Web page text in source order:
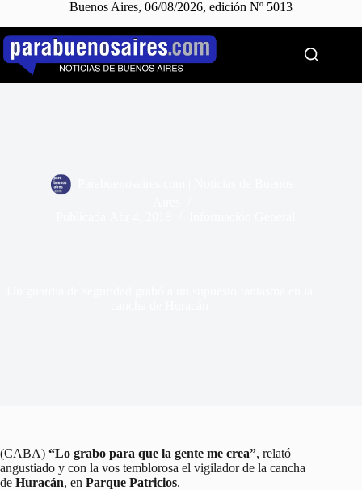
Buenos Aires, 06/08/2026, edición Nº 5013
Saltar
contenido
(CABA) “Lo grabo para que la gente me crea”, relató
angustiado y con la vos temblorosa el vigilador de la cancha
de Huracán, en Parque Patricios.